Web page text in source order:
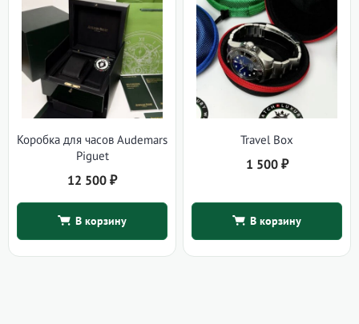
Коробка для часов Audemars
Piguet
12 500 ₽
В корзину
Travel Box
1 500 ₽
В корзину